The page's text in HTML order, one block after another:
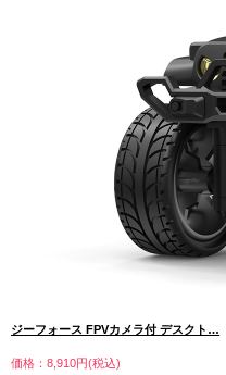
ジーフォース FPVカメラ付 デスクト…
価格：8,910円(税込)